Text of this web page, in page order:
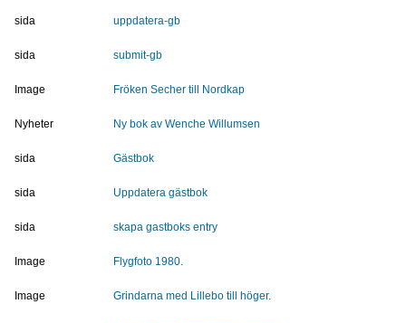
sida uppdatera-gb
sida submit-gb
Image Fröken Secher till Nordkap
Nyheter Ny bok av Wenche Willumsen
sida Gästbok
sida Uppdatera gästbok
sida skapa gastboks entry
Image Flygfoto 1980.
Image Grindarna med Lillebo till höger.